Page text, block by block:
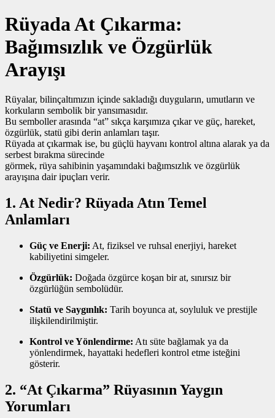
Rüyada At Çıkarma:
Bağımsızlık ve Özgürlük
Arayışı
Rüyalar, bilinçaltımızın içinde sakladığı duyguların, umutların ve
korkuların sembolik bir yansımasıdır.
Bu semboller arasında “at” sıkça karşımıza çıkar ve güç, hareket,
özgürlük, statü gibi derin anlamları taşır.
Rüyada at çıkarmak ise, bu güçlü hayvanı kontrol altına alarak ya da
serbest bırakma sürecinde
görmek, rüya sahibinin yaşamındaki bağımsızlık ve özgürlük
arayışına dair ipuçları verir.
1. At Nedir? Rüyada Atın Temel
Anlamları
Güç ve Enerji: At, fiziksel ve ruhsal enerjiyi, hareket
kabiliyetini simgeler.
Özgürlük: Doğada özgürce koşan bir at, sınırsız bir
özgürlüğün sembolüdür.
Statü ve Saygınlık: Tarih boyunca at, soyluluk ve prestijle
ilişkilendirilmiştir.
Kontrol ve Yönlendirme: Atı süte bağlamak ya da
yönlendirmek, hayattaki hedefleri kontrol etme isteğini
gösterir.
2. “At Çıkarma” Rüyasının Yaygın
Yorumları